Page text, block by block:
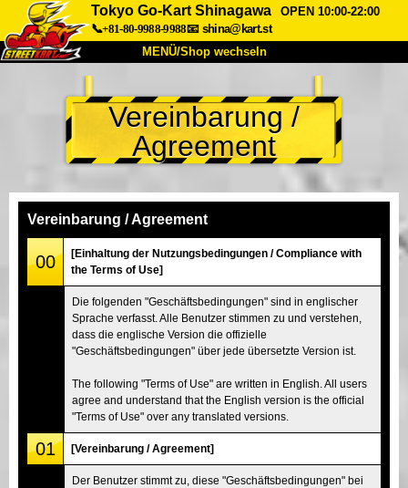
Tokyo Go-Kart Shinagawa
OPEN 10:00-22:00
📞+81-80-9988-9988📧 shina@kart.st
MENÜ/Shop wechseln
Über uns Spezifikationen Preise
Anfahrt Bewertungen FAQ
Shop wechseln
Tokio Akihabara#2
Tokio Shibuya Annex Tokio Bucht
Tokio Asakusa
Vereinbarung /
Agreement
Vereinbarung / Agreement
00
[Einhaltung der Nutzungsbedingungen / Compliance with
the Terms of Use]
Die folgenden "Geschäftsbedingungen" sind in englischer
Sprache verfasst. Alle Benutzer stimmen zu und verstehen,
dass die englische Version die offizielle
"Geschäftsbedingungen" über jede übersetzte Version ist.
The following "Terms of Use" are written in English. All users
agree and understand that the English version is the official
"Terms of Use" over any translated versions.
01 [Vereinbarung / Agreement]
Der Benutzer stimmt zu, diese "Geschäftsbedingungen" bei